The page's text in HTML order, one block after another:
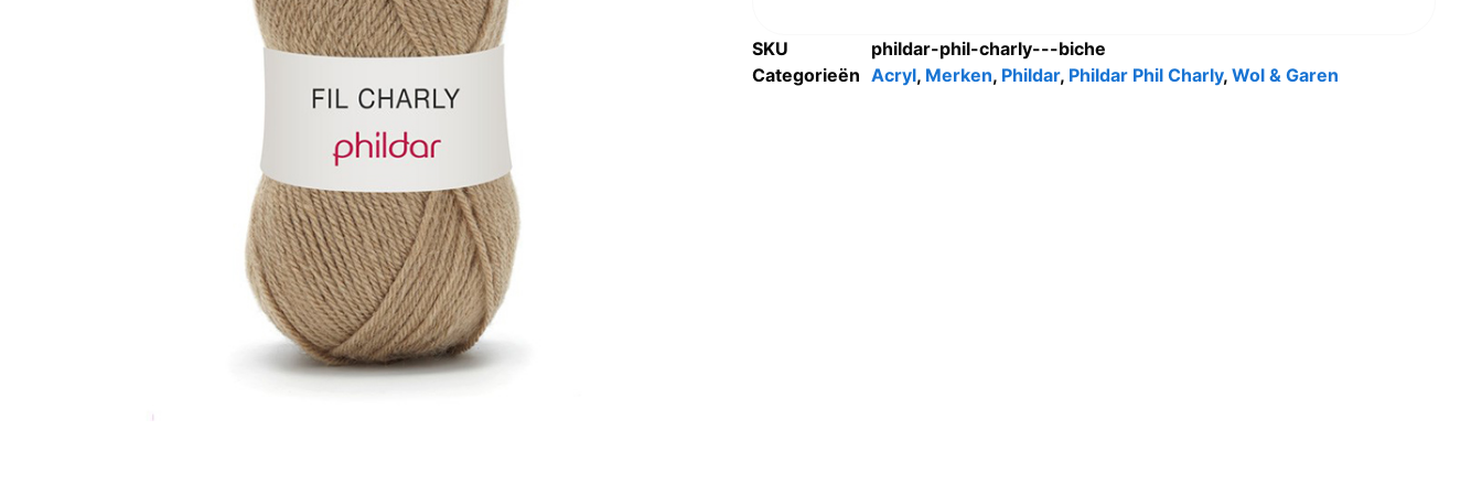
SKU
phildar-phil-charly---biche
Categorieën Acryl, Merken, Phildar, Phildar Phil Charly, Wol & Garen